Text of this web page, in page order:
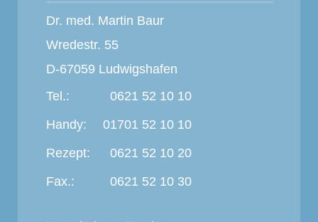
Dr. med. Martin Baur
Wredestr. 55
D-67059 Ludwigshafen
Tel.:
0621 52 10 10
Handy:
01701 52 10 10
Rezept:
0621 52 10 20
Fax.:
0621 52 10 30